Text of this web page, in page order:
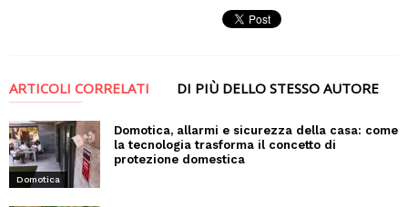
ARTICOLI CORRELATI DI PIÙ DELLO STESSO AUTORE
Domotica
Domotica, allarmi e sicurezza della casa: come
la tecnologia trasforma il concetto di
protezione domestica